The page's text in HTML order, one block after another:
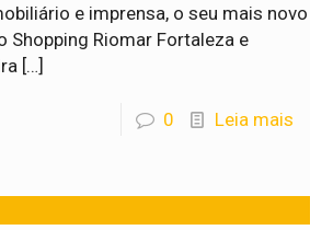
e imprensa, o seu mais novo
Shopping Riomar Fortaleza e
[…]
0 Leia mais